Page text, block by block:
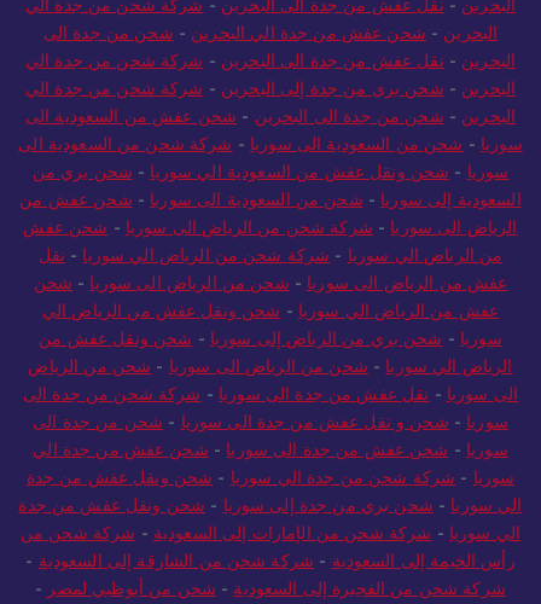
البحرين - شحن عفش من جدة الي البحرين - شحن من جدة الى
البحرين - نقل عفش من جدة الى البحرين - شركة شحن من جدة الي
البحرين - شحن بري من جدة إلى البحرين - شركة شحن من جدة الي
البحرين - شحن من جدة الى البحرين - شحن عفش من السعودية الى
سوريا - شحن من السعودية الى سوريا - شركة شحن من السعودية الى
سوريا - شحن ونقل عفش من السعودية الي سوريا - شحن بري من
السعودية إلى سوريا - شحن من السعودية الى سوريا - شحن عفش من
الرياض الى سوريا - شركة شحن من الرياض الى سوريا - شحن عفش
من الرياض الي سوريا - شركة شحن من الرياض الي سوريا - نقل
عفش من الرياض الى سوريا - شحن من الرياض الى سوريا - شحن
عفش من الرياض الي سوريا - شحن ونقل عفش من الرياض الي
سوريا - شحن بري من الرياض إلى سوريا - شحن ونقل عفش من
الرياض الي سوريا - شحن من الرياض الى سوريا - شحن من الرياض
الى سوريا - نقل عفش من جدة الى سوريا - شركة شحن من جدة الى
سوريا - شحن و نقل عفش من جدة الى سوريا - شحن من جدة الى
سوريا - شحن عفش من جدة الى سوريا - شحن عفش من جدة الي
سوريا - شركة شحن من جدة الي سوريا - شحن ونقل عفش من جدة
الي سوريا - شحن بري من جدة إلى سوريا - شحن ونقل عفش من جدة
الي سوريا - شركة شحن من الإمارات إلى السعودية - شركة شحن من
رأس الخيمة إلى السعودية - شركة شحن من الشارقة إلى السعودية -
شركة شحن من الفجيرة إلى السعودية - شحن من أبوظبي لمصر -